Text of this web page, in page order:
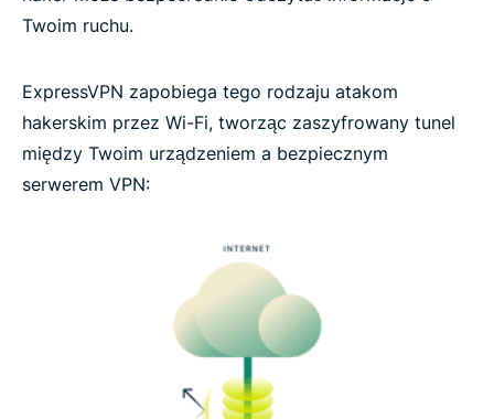
Twoim ruchu.
ExpressVPN zapobiega tego rodzaju atakom
hakerskim przez Wi-Fi, tworząc zaszyfrowany tunel
między Twoim urządzeniem a bezpiecznym
serwerem VPN: